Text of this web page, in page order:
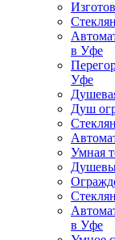
в Уфе
Уфе
Душ
Умная
в Уфе